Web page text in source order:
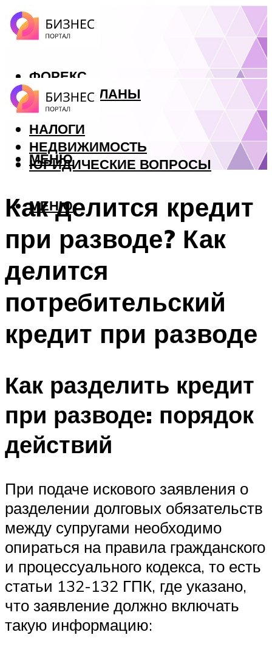
ФОРЕКС
БИЗНЕС ПЛАНЫ
КРЕДИТЫ
НАЛОГИ
НЕДВИЖИМОСТЬ
ЮРИДИЧЕСКИЕ ВОПРОСЫ
МЕНЮ
МЕНЮ
Как делится кредит
при разводе? Как
делится
потребительский
кредит при разводе
Как разделить кредит
при разводе: порядок
действий
При подаче искового заявления о
разделении долговых обязательств
между супругами необходимо
опираться на правила гражданского
и процессуального кодекса, то есть
статьи 132-132 ГПК, где указано,
что заявление должно включать
такую информацию: